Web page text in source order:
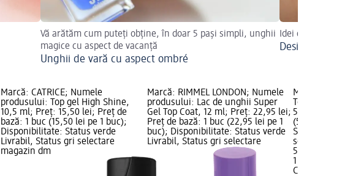
Vă arătăm cum puteți obține, în doar 5 pași simpli, unghii
magice cu aspect de vacanță
Unghii de vară cu aspect ombré
Idei de stilizare
Design de
Marcă: CATRICE; Numele
produsului: Top gel High Shine,
10,5 ml; Preț: 15,50 lei; Preț de
bază: 1 buc (15,50 lei pe 1 buc);
Disponibilitate: Status verde
Livrabil, Status gri selectare
magazin dm
Marcă: RIMMEL LONDON; Numele
produsului: Lac de unghii Super
Gel Top Coat, 12 ml; Preț: 22,95 lei;
Preț de bază: 1 buc (22,95 lei pe 1
buc); Disponibilitate: Status verde
Livrabil, Status gri selectare
Marcă:
Top Coat
59,95 lei;
(59,95 lei
Status
selectare
59,95 lei
1 buc
Cupio